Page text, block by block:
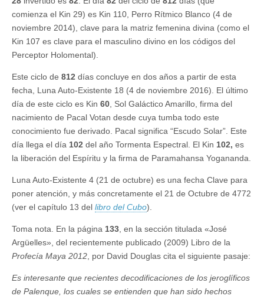
comienza el Kin 29) es Kin 110, Perro Rítmico Blanco (4 de
noviembre 2014), clave para la matriz femenina divina (como el
Kin 107 es clave para el masculino divino en los códigos del
Perceptor Holomental).
Este ciclo de 812 días concluye en dos años a partir de esta
fecha, Luna Auto-Existente 18 (4 de noviembre 2016). El último
día de este ciclo es Kin 60 , Sol Galáctico Amarillo, firma del
nacimiento de Pacal Votan desde cuya tumba todo este
conocimiento fue derivado. Pacal significa “Escudo Solar”. Este
día llega el día 102 del año Tormenta Espectral. El Kin 102, es
la liberación del Espíritu y la firma de Paramahansa Yogananda.
Luna Auto-Existente 4 (21 de octubre) es una fecha Clave para
poner atención, y más concretamente el 21 de Octubre de 4772
(ver el capítulo 13 del libro del Cubo).
Toma nota. En la página 133 , en la sección titulada «José
Argüelles», del recientemente publicado (2009) Libro de la
Profecía Maya 2012 , por David Douglas cita el siguiente pasaje:
Es interesante que recientes decodificaciones de los jeroglíficos
de Palenque, los cuales se entienden que han sido hechos